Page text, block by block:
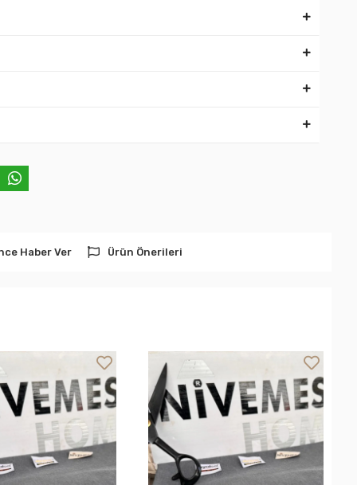
Haber Ver Ürün Önerileri